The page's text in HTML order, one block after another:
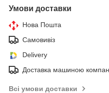
Умови доставки
Нова Пошта
Самовивіз
Delivery
Доставка машиною
Всі умови доставки